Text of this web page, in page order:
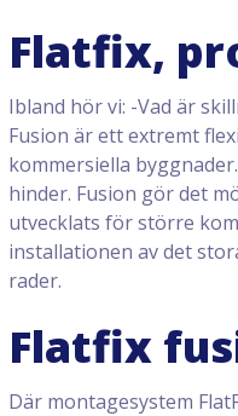
Flatfix,
Ibland hör vi: -Vad är
Fusion är ett extremt
kommersiella
hinder. Fusion gör det
utvecklats för större
installationen av det
rader.
Flatfix
Där montagesystem